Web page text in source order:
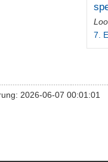
7.
2026-06-07 00:01:01